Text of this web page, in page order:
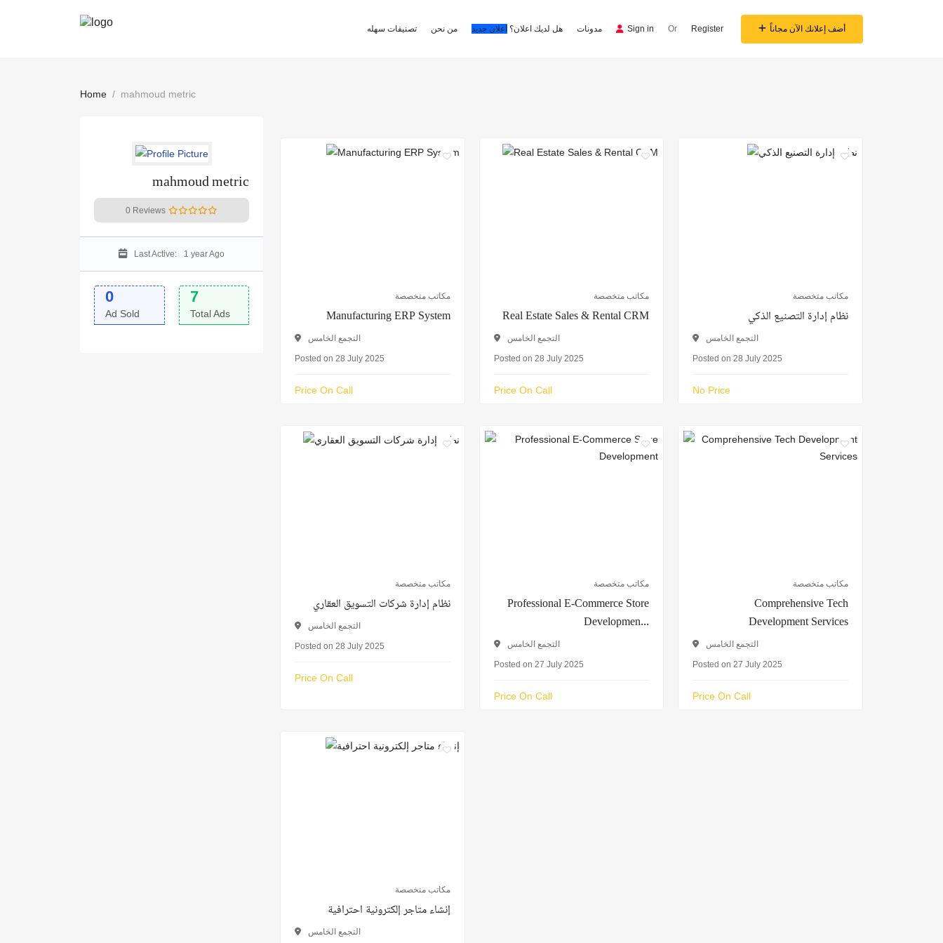
تصنيفات سهله من نحن هل لديك اعلان؟ اعلان جديد مدونات Sign in Or Register أضف إعلانك الآن مجاناً
Home mahmoud metric
mahmoud metric
0 Reviews
Last Active: 1 year Ago
0
Ad Sold
7
Total Ads
مكاتب متخصصة
Manufacturing ERP System
التجمع الخامس
Posted on 28 July 2025
Price On Call
مكاتب متخصصة
Real Estate Sales & Rental CRM
التجمع الخامس
Posted on 28 July 2025
Price On Call
مكاتب متخصصة
نظام إدارة التصنيع الذكي
التجمع الخامس
Posted on 28 July 2025
No Price
مكاتب متخصصة
نظام إدارة شركات التسويق العقاري
التجمع الخامس
Posted on 28 July 2025
Price On Call
مكاتب متخصصة
Professional E-Commerce Store
Developmen...
التجمع الخامس
Posted on 27 July 2025
Price On Call
مكاتب متخصصة
Comprehensive Tech
Development Services
التجمع الخامس
Posted on 27 July 2025
Price On Call
مكاتب متخصصة
إنشاء متاجر إلكترونية احترافية
التجمع الخامس